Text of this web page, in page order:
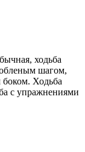
ходьба
шагом,
Ходьба
с упражнениями